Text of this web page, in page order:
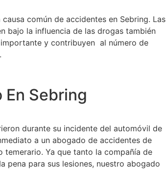
común de accidentes en Sebring. Las
bajo la influencia de las drogas también
y contribuyen al número de
Sebring
durante su incidente del automóvil de
a un abogado de accidentes de
Ya que tanto la compañía de
pena para sus lesiones, nuestro abogado